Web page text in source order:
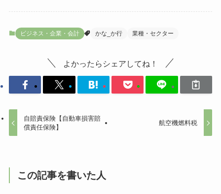
ビジネス・企業・会計 かな_か行 業種・セクター
よかったらシェアしてね！
自賠責保険【自動車損害賠
償責任保険】
航空機燃料税
この記事を書いた人